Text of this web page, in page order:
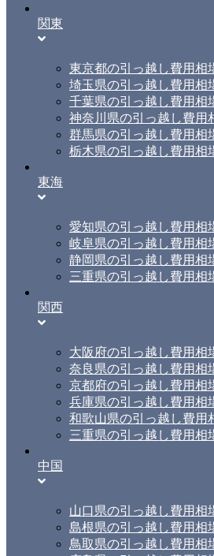
関東
東京都の引っ越し費用相
埼玉県の引っ越し費用相
千葉県の引っ越し費用相
神奈川県の引っ越し費用
群馬県の引っ越し費用相
栃木県の引っ越し費用相
東海
愛知県の引っ越し費用相
岐阜県の引っ越し費用相
静岡県の引っ越し費用相
三重県の引っ越し費用相
関西
大阪府の引っ越し費用相
奈良県の引っ越し費用相
京都府の引っ越し費用相
兵庫県の引っ越し費用相
和歌山県の引っ越し費用
三重県の引っ越し費用相
中国
山口県の引っ越し費用相
島根県の引っ越し費用相
鳥取県の引っ越し費用相